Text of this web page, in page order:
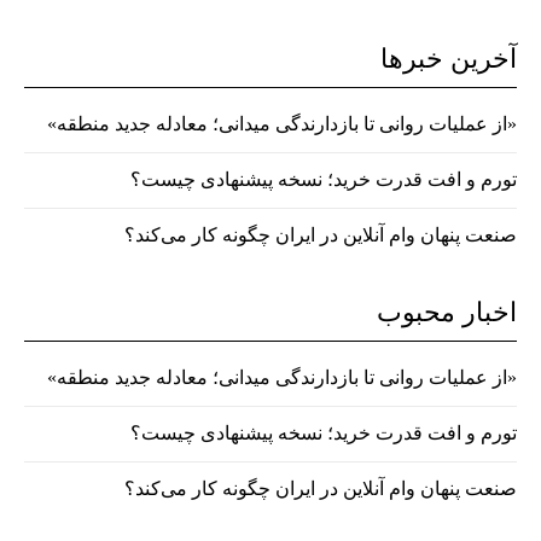
آخرین خبرها
«از عملیات روانی تا بازدارندگی میدانی؛ معادله جدید منطقه»
تورم و افت قدرت خرید؛ نسخه پیشنهادی چیست؟
صنعت پنهان وام آنلاین در ایران چگونه کار می‌کند؟
اخبار محبوب
«از عملیات روانی تا بازدارندگی میدانی؛ معادله جدید منطقه»
تورم و افت قدرت خرید؛ نسخه پیشنهادی چیست؟
صنعت پنهان وام آنلاین در ایران چگونه کار می‌کند؟